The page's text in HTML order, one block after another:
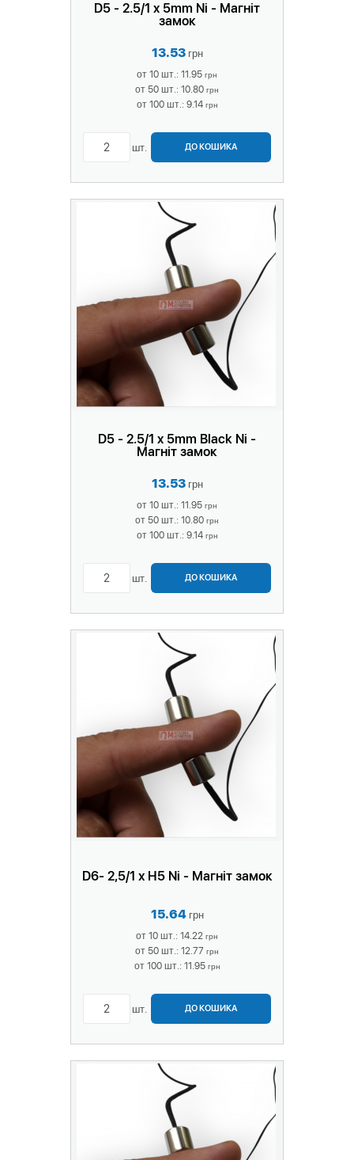
D5 - 2.5/1 x 5mm Ni - Магніт
замок
13.53 грн
от 10 шт.: 11.95 грн
от 50 шт.: 10.80 грн
от 100 шт.: 9.14 грн
шт. ДО КОШИКА
D5 - 2.5/1 x 5mm Black Ni -
Магніт замок
13.53 грн
от 10 шт.: 11.95 грн
от 50 шт.: 10.80 грн
от 100 шт.: 9.14 грн
шт. ДО КОШИКА
D6- 2,5/1 х H5 Ni - Магніт замок
15.64 грн
от 10 шт.: 14.22 грн
от 50 шт.: 12.77 грн
от 100 шт.: 11.95 грн
шт. ДО КОШИКА